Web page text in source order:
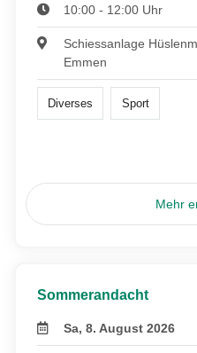
10:00 - 12:00 Uhr
Schiessanlage
Emmen
Diverses Sport
Mehr
Sommerandacht
Sa, 8. August 2026